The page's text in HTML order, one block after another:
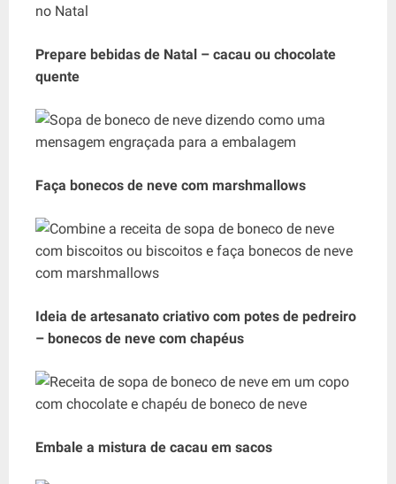
Prepare bebidas de Natal – cacau ou chocolate
quente
Faça bonecos de neve com marshmallows
Ideia de artesanato criativo com potes de pedreiro
– bonecos de neve com chapéus
Embale a mistura de cacau em sacos